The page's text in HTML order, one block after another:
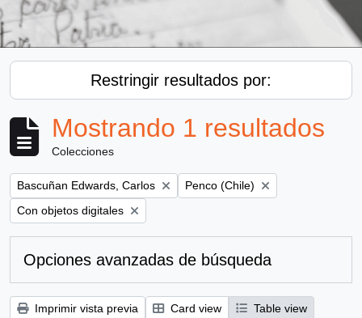
Restringir resultados por:
Mostrando 1 resultados
Colecciones
Remove filter:
Bascuñan Edwards, Carlos Remove filter:
Penco (Chile)
Remove filter:
Con objetos digitales
Opciones avanzadas de búsqueda
Imprimir vista previa Card view
Table view